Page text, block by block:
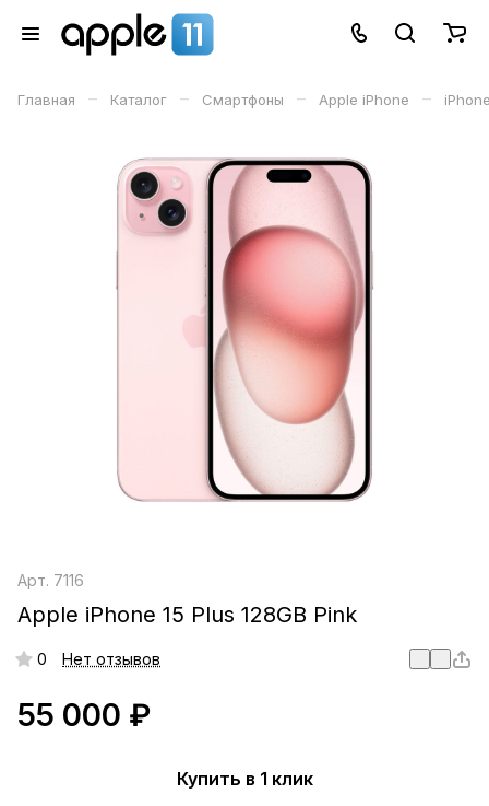
Главная – Каталог – Смартфоны – Apple iPhone –
Арт. 7116
Apple iPhone 15 Plus 128GB Pink
0 Нет отзывов
55 000 ₽
Купить в 1 клик